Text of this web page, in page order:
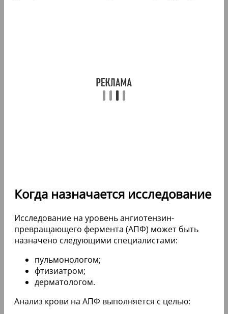
Когда назначается исследование
Исследование на уровень ангиотензин-
превращающего фермента (АПФ) может быть
назначено следующими специалистами:
пульмонологом;
фтизиатром;
дерматологом.
Анализ крови на АПФ выполняется с целью: